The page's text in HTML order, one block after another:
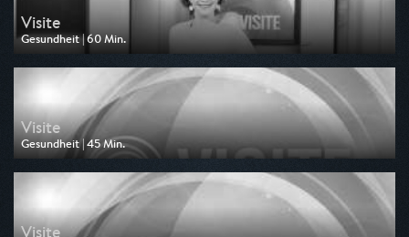
Visite
Gesundheit | 60 Min.
Ausgestrahlt von ARD alpha
am 18.07.2026, 16:00
Visite
Gesundheit | 45 Min.
Ausgestrahlt von ARD alpha
am 11.07.2026, 16:00
Visite